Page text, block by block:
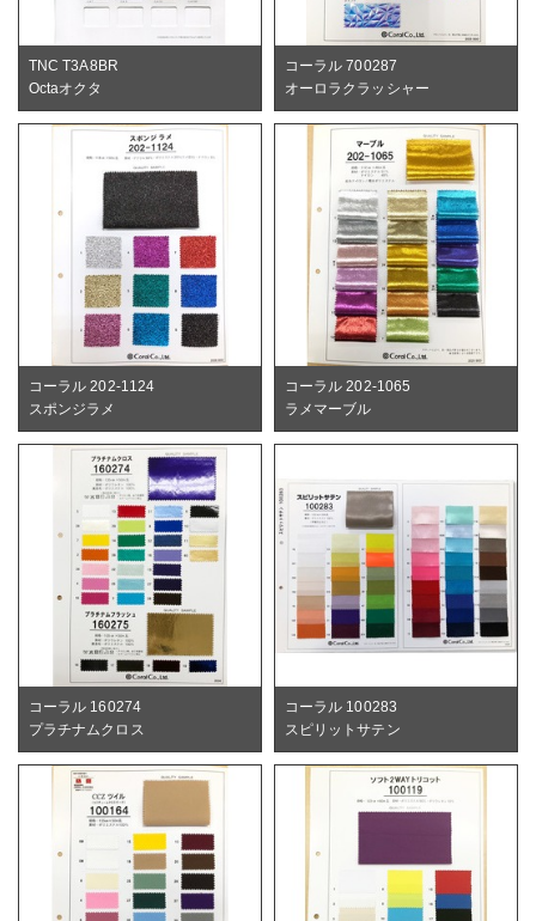
TNC T3A8BR
Octaオクタ
コーラル 700287
オーロラクラッシャー
コーラル 202-1124
スポンジラメ
コーラル 202-1065
ラメマーブル
コーラル 160274
プラチナムクロス
コーラル 100283
スピリットサテン